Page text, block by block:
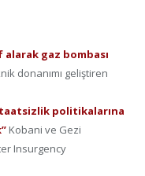
gaz bombası
donanımı geliştiren
politikalarına
Kobani ve Gezi
Insurgency